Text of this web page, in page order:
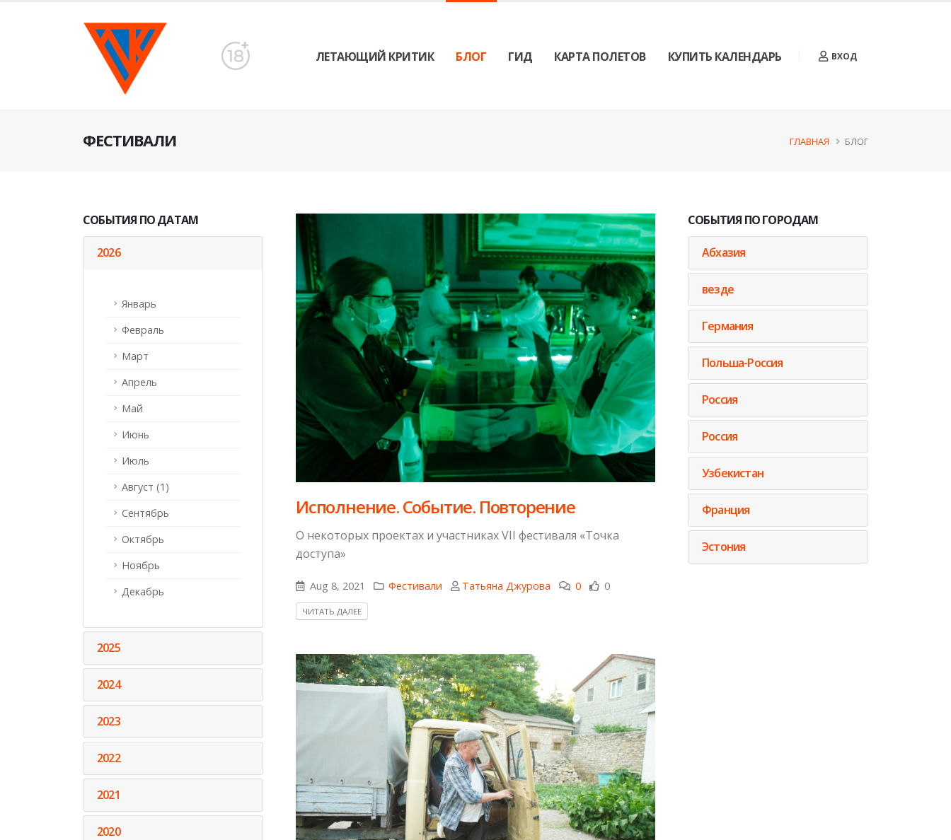
ЛЕТАЮЩИЙ КРИТИК БЛОГ ГИД КАРТА ПОЛЕТОВ КУПИТЬ КАЛЕНДАРЬ ВХОД
ФЕСТИВАЛИ ГЛАВНАЯ БЛОГ
СОБЫТИЯ ПО ДАТАМ
2026
Январь
Февраль
Март
Апрель
Май
Июнь
Июль
Август (1)
Сентябрь
Октябрь
Ноябрь
Декабрь
2025
2024
2023
2022
2021
2020
Исполнение. Событие. Повторение
О некоторых проектах и участниках VII фестиваля «Точка
доступа»
Aug 8, 2021 Фестивали Татьяна Джурова 0 0
ЧИТАТЬ ДАЛЕЕ
СОБЫТИЯ ПО ГОРОДАМ
Абхазия
везде
Германия
Польша-Россия
Россия
Россия
Узбекистан
Франция
Эстония